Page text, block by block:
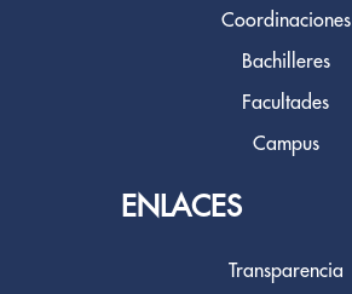
Coordinaciones
Bachilleres
Facultades
Campus
ENLACES
Transparencia